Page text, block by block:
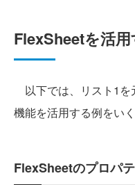
FlexSheetを活
以下では、リスト1を
機能を活用する例をい
FlexSheetのプロパ